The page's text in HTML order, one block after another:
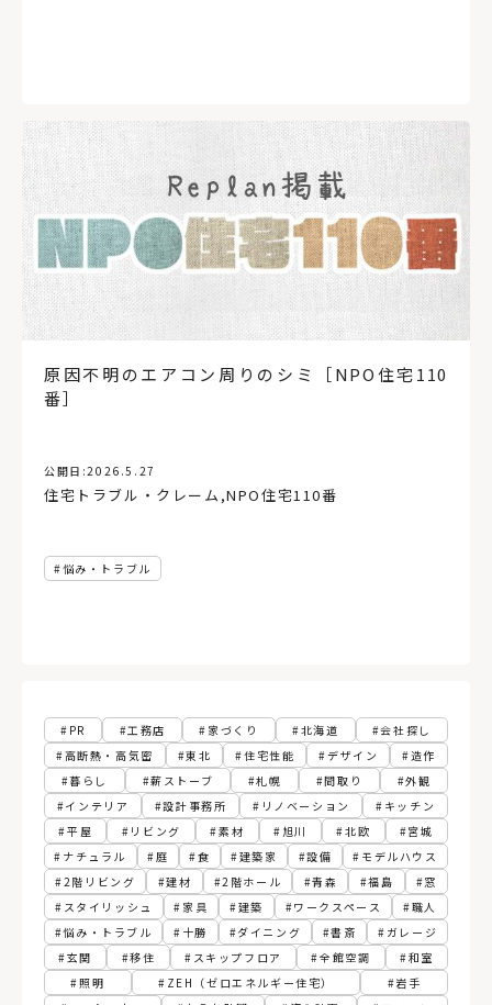
原因不明のエアコン周りのシミ［NPO住宅110
番］
公開日:2026.5.27
住宅トラブル・クレーム ,NPO住宅110番
悩み・トラブル
PR 工務店 家づくり 北海道
会社探し
高断熱・高気密
東北 住宅性能 デザイン
造作
暮らし
薪ストーブ 札幌 間取り
外観
インテリア
設計事務所 リノベーション
キッチン
平屋
リビング 素材 旭川 北欧
宮城
ナチュラル
庭 食 建築家 設備
モデルハウス
2階リビング
建材 2階ホール 青森 福島
窓
スタイリッシュ
家具 建築 ワークスペース
職人
悩み・トラブル
十勝 ダイニング 書斎
ガレージ
玄関
移住 スキップフロア 全館空調
和室
照明
ZEH（ゼロエネルギー住宅）
岩手